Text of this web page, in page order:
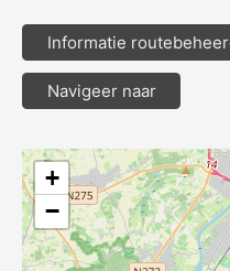
Informatie
Navigeer naar
+
−